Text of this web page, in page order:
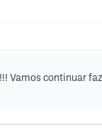
Vamos continuar